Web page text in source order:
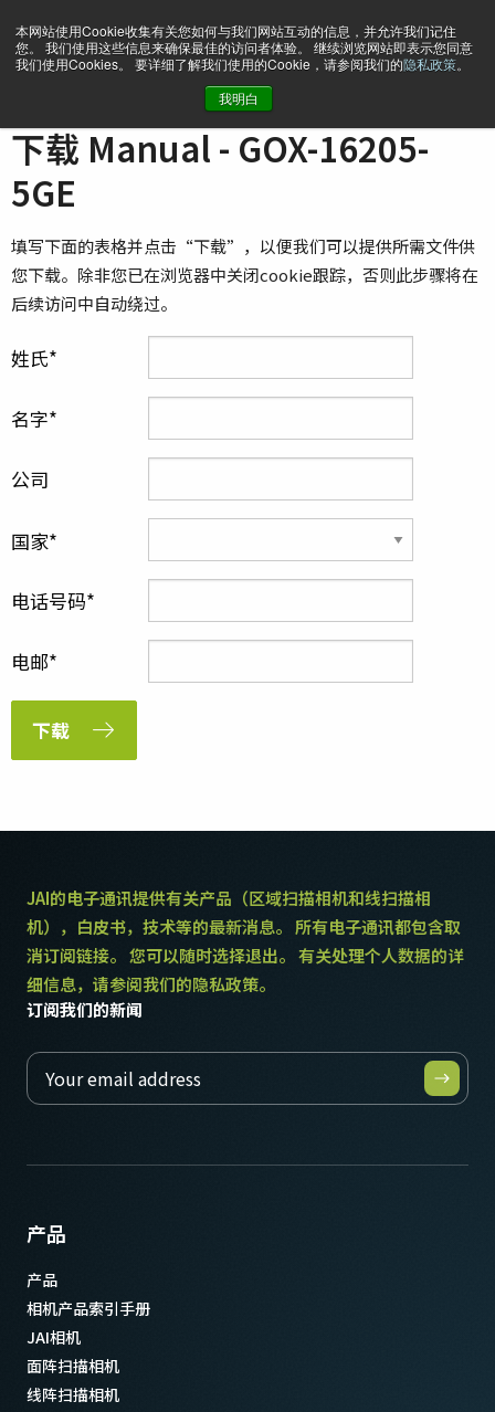
本网站使用Cookie收集有关您如何与我们网站互动的信息，并允许我们记住
您。 我们使用这些信息来确保最佳的访问者体验。 继续浏览网站即表示您同意
我们使用Cookies。 要详细了解我们使用的Cookie，请参阅我们的隐私政策。
我明白
下载 Manual - GOX-16205-
5GE
填写下面的表格并点击“下载”，以便我们可以提供所需文件供
您下载。除非您已在浏览器中关闭cookie跟踪，否则此步骤将在
后续访问中自动绕过。
姓氏
名字
公司
国家
电话号码
电邮
下载
JAI的电子通讯提供有关产品（区域扫描相机和线扫描相
机），白皮书，技术等的最新消息。 所有电子通讯都包含取
消订阅链接。 您可以随时选择退出。 有关处理个人数据的详
细信息，请参阅我们的隐私政策。
订阅我们的新闻
产品
产品
相机产品索引手册
JAI相机
面阵扫描相机
线阵扫描相机